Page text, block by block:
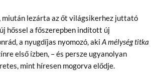
miután lezárta az őt világsikerhez juttató
hőssel a főszerepben indított új
a nyugdíjas nyomozó, aki A mélység titka
első ízben, – és persze ugyanolyan
mint híresen mogorva elődje.